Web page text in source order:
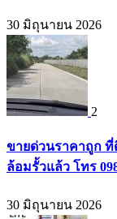
30 มิถุนายน 2026
2
ขายด่วนราคาถูก ที่
ล้อมรั้วแล้ว โทร
30 มิถุนายน 2026